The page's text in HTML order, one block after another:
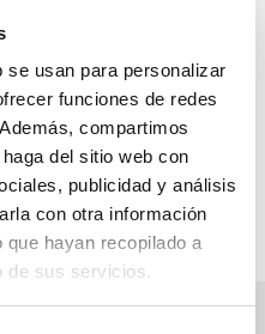
usan para personalizar
funciones de redes
compartimos
del sitio web con
publicidad y análisis
con otra información
hayan recopilado a
de sus servicios.
de carácter
nosotros: